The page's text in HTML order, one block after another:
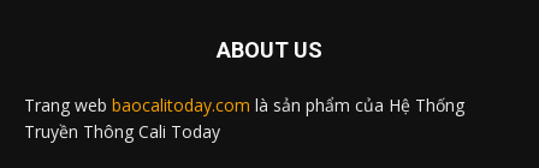
ABOUT US
Trang web baocalitoday.com là sản phẩm của Hệ Thống
Truyền Thông Cali Today